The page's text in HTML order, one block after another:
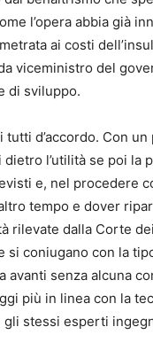
l’opera abbia già
ai costi
viceministro del
di sviluppo.
d’accordo. Con
l’utilità se poi la
e, nel procedere
tempo e dover
rilevate dalla Corte
si coniugano con la
avanti senza alcuna
più in linea con la
gli stessi esperti